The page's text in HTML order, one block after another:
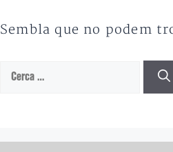
Sembla que no podem
Cerca: